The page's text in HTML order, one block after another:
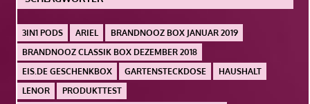
3IN1 PODS ARIEL
BRANDNOOZ BOX JANUAR 2019
BRANDNOOZ CLASSIK BOX DEZEMBER 2018
EIS.DE GESCHENKBOX
GARTENSTECKDOSE
HAUSHALT
LENOR
PRODUKTTEST